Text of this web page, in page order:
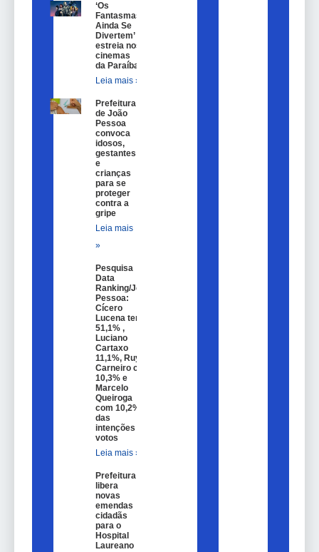
‘Os
Fantasmas
Ainda Se
Divertem’
estreia nos
cinemas
da Paraíba
Leia mais »
Prefeitura
de João
Pessoa
convoca
idosos,
gestantes
e
crianças
para se
proteger
contra a
gripe
Leia mais
»
Pesquisa
Data
Ranking/João
Pessoa:
Cícero
Lucena tem
51,1% ,
Luciano
Cartaxo
11,1%, Ruy
Carneiro com
10,3% e
Marcelo
Queiroga
com 10,2%
das
intenções de
votos
Leia mais »
Prefeitura
libera
novas
emendas
cidadãs
para o
Hospital
Laureano